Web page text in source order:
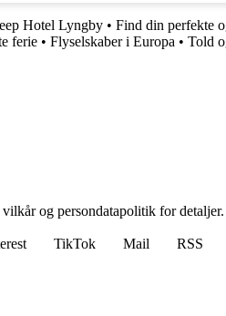
Hotel Lyngby • Find din perfekte
ferie • Flyselskaber i Europa • Told
og persondatapolitik for detaljer.
TikTok Mail
RSS